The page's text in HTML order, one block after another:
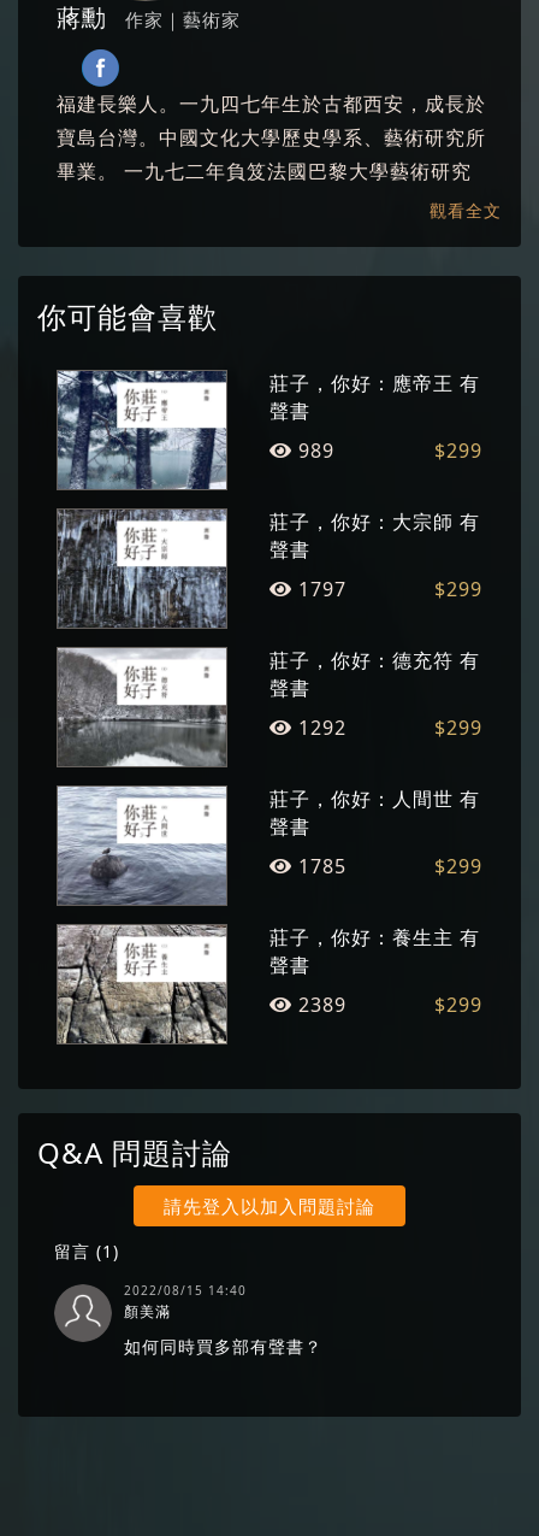
蔣勳 作家｜藝術家
福建長樂人。一九四七年生於古都西安，成長於
寶島台灣。中國文化大學歷史學系、藝術研究所
畢業。 一九七二年負笈法國巴黎大學藝術研究
所，一九七六年返台。曾任《雄獅美術》月刊主
主任等，先後執教於臺灣多所知名學府。 現專事
寫作、繪畫、藝術美學研究推廣，曾與趨勢教育
基金會執行長陳怡蓁共同主持中廣《藝文Fun輕
鬆》節目，長年以佈道的心情傳播對美的感動。
個展與聯展遍及各地，著作有詩集、散文、小
說、藝術史、美學專論、畫冊、有聲書等數十
種，作品多次獲獎。
觀看全文
你可能會喜歡
莊子，你好：應帝王 有
聲書
989
$299
莊子，你好：大宗師 有
聲書
1797
$299
莊子，你好：德充符 有
聲書
1292
$299
莊子，你好：人間世 有
聲書
1785
$299
莊子，你好：養生主 有
聲書
2389
$299
Q&A 問題討論
請先登入以加入問題討論
留言 (1 )
2022/08/15 14:40
顏美滿
如何同時買多部有聲書？